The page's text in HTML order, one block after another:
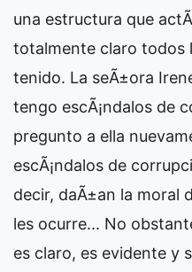
una estructura que
totalmente claro todos
tenido. La seÃ±ora
tengo escÃ¡ndalos de
pregunto a ella
escÃ¡ndalos de
decir, daÃ±an la moral
les ocurre... No
es claro, es evidente y